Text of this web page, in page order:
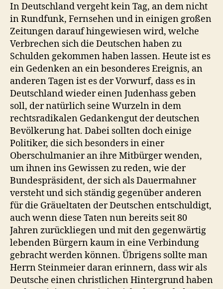
In Deutschland vergeht kein Tag, an dem nicht
in Rundfunk, Fernsehen und in einigen großen
Zeitungen darauf hingewiesen wird, welche
Verbrechen sich die Deutschen haben zu
Schulden gekommen haben lassen. Heute ist es
ein Gedenken an ein besonderes Ereignis, an
anderen Tagen ist es der Vorwurf, dass es in
Deutschland wieder einen Judenhass geben
soll, der natürlich seine Wurzeln in dem
rechtsradikalen Gedankengut der deutschen
Bevölkerung hat. Dabei sollten doch einige
Politiker, die sich besonders in einer
Oberschulmanier an ihre Mitbürger wenden,
um ihnen ins Gewissen zu reden, wie der
Bundespräsident, der sich als Dauermahner
versteht und sich ständig gegenüber anderen
für die Gräueltaten der Deutschen entschuldigt,
auch wenn diese Taten nun bereits seit 80
Jahren zurückliegen und mit den gegenwärtig
lebenden Bürgern kaum in eine Verbindung
gebracht werden können. Übrigens sollte man
Herrn Steinmeier daran erinnern, dass wir als
Deutsche einen christlichen Hintergrund haben